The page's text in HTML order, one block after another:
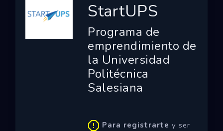
Dashboard StartUPS
Programa de
emprendimiento de
la Universidad
Politécnica
Salesiana
Para registrarte y ser